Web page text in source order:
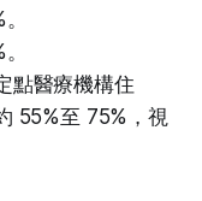
點醫療機構住
55%至 75%，視